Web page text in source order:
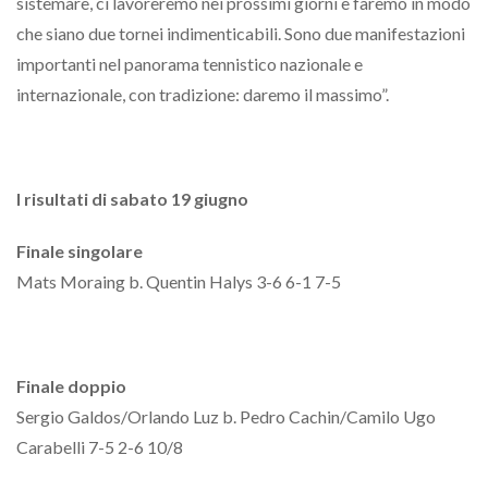
che siano due tornei indimenticabili. Sono due manifestazioni
importanti nel panorama tennistico nazionale e
internazionale, con tradizione: daremo il massimo”.
I risultati di sabato 19 giugno
Finale singolare
Mats Moraing b. Quentin Halys 3-6 6-1 7-5
Finale doppio
Sergio Galdos/Orlando Luz b. Pedro Cachin/Camilo Ugo
Carabelli 7-5 2-6 10/8